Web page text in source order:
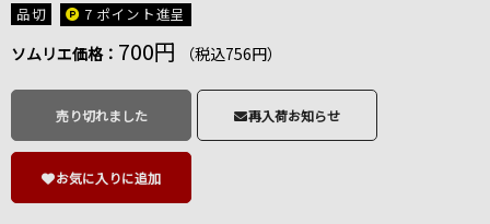
品切 7 ポイント進呈
ソムリエ価格： 700円 （税込756円）
売り切れました 再入荷お知らせ
お気に入りに追加